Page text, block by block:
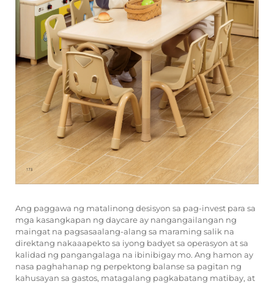
Ang paggawa ng matalinong desisyon sa pag-invest para sa
mga kasangkapan ng daycare ay nangangailangan ng
maingat na pagsasaalang-alang sa maraming salik na
direktang nakaaapekto sa iyong badyet sa operasyon at sa
kalidad ng pangangalaga na ibinibigay mo. Ang hamon ay
nasa paghahanap ng perpektong balanse sa pagitan ng
kahusayan sa gastos, matagalang pagkabatang matibay, at